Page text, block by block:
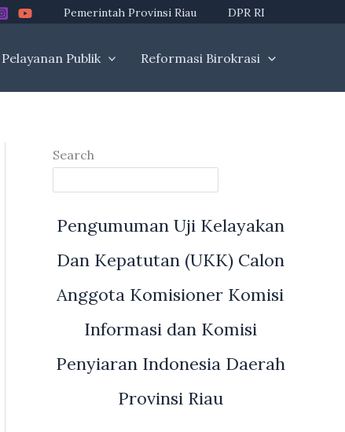
Pemerintah Provinsi Riau DPR RI
Pelayanan Publik Reformasi Birokrasi
Search
Pengumuman Uji Kelayakan
Dan Kepatutan (UKK) Calon
Anggota Komisioner Komisi
Informasi dan Komisi
Penyiaran Indonesia Daerah
Provinsi Riau